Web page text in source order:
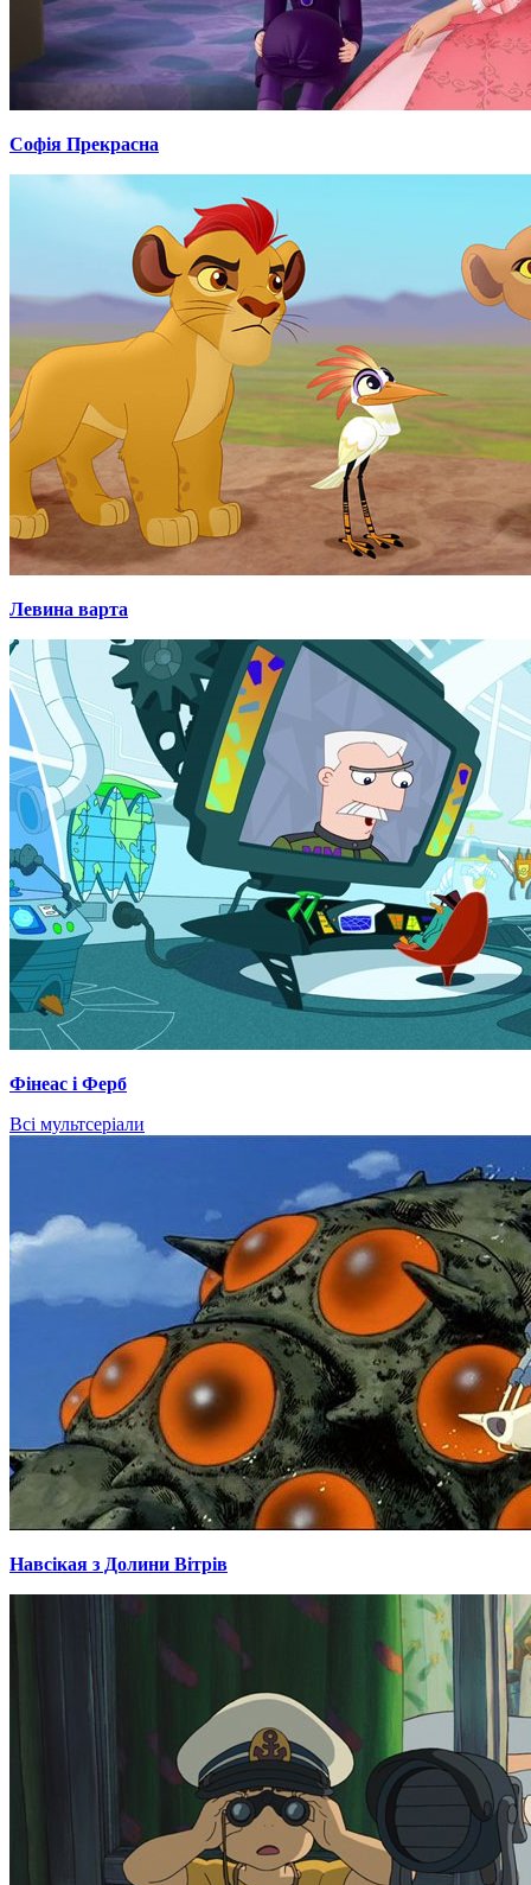
Софія Прекрасна
Левина варта
Фінеас і Ферб
Всі мультсеріали
Навсікая з Долини Вітрів